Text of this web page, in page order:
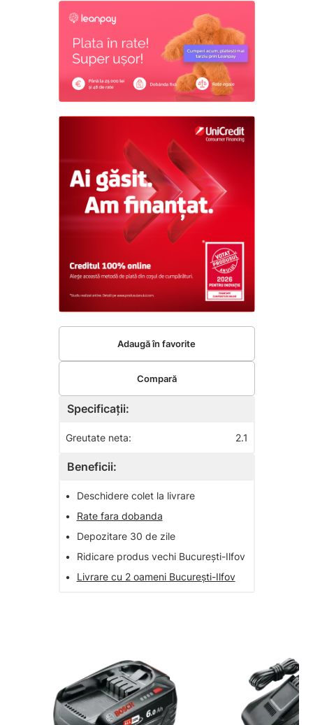
Specificații:
Greutate neta: 2.1
Beneficii:
•
Deschidere colet la livrare
•
Rate fara dobanda
•
Depozitare 30 de zile
•
Ridicare produs vechi București-Ilfov
•
Livrare cu 2 oameni București-Ilfov
Adaugă în favorite
Compară